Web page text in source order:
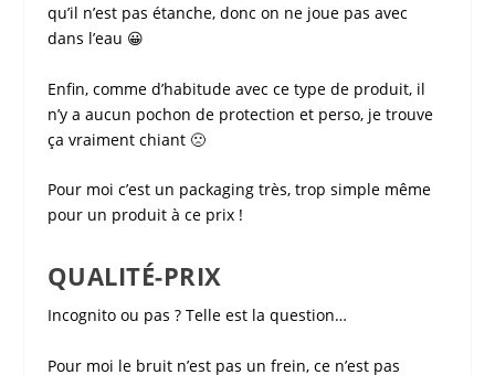
qu’il n’est pas étanche, donc on ne joue pas avec
dans l’eau 😀
Enfin, comme d’habitude avec ce type de produit, il
n’y a aucun pochon de protection et perso, je trouve
ça vraiment chiant 🙁
Pour moi c’est un packaging très, trop simple même
pour un produit à ce prix !
QUALITÉ-PRIX
Incognitoou pas ? Telle est la question…
Pour moi le bruit n’est pas un frein, ce n’est pas